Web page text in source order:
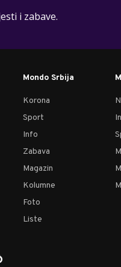
i zabave.
Mondo Srbija
Korona
Sport
Info
Zabava
Magazin
Kolumne
Foto
Liste